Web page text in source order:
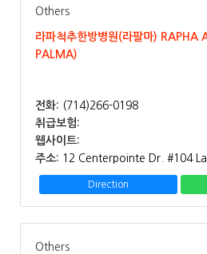
Others
라파척추한방병원(라팔마) RAPHA
PALMA)
전화: (714)266-0198
취급보험:
웹사이트:
주소: 12 Centerpointe Dr. #104
Direction
Others